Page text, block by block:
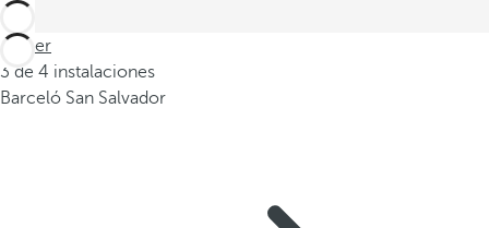
Volver
3 de 4 instalaciones
Barceló San Salvador